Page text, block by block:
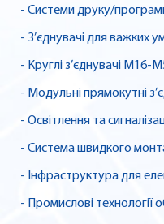
- Системи друку/
- З’єднувачі для важких
- Круглі з’єднувачі M16-
- Модульні прямокутні
- Освітлення та
- Система швидкого
- Інфраструктура для
- Промислові технології